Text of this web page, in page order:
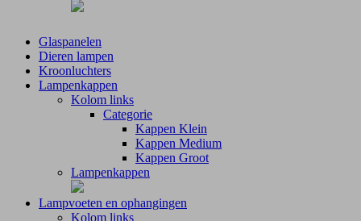
Glaspanelen
Dieren lampen
Kroonluchters
Lampenkappen
Kolom links
Categorie
Kappen Klein
Kappen Medium
Kappen Groot
Lampenkappen
Lampvoeten en ophangingen
Kolom links